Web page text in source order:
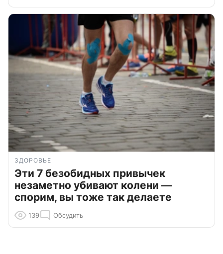
ЗДОРОВЬЕ
Эти 7 безобидных привычек
незаметно убивают колени —
спорим, вы тоже так делаете
139 Обсудить